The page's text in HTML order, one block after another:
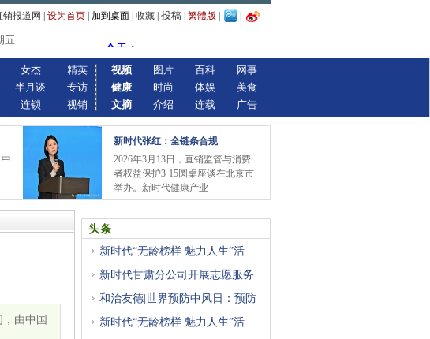
报道网 设为首页 加到桌面 收藏 投稿 繁體版
五
女杰
半月谈
连锁
精英
专访
视销
视频
健康
文摘
图片
时尚
介绍
百科
体娱
连载
网事
美食
广告
新时代张红：全链条合规
2026年3月13日，直销监管与消费
者权益保护3·15圆桌座谈在北京市
举办。新时代健康产业
由中国
头条
新时代“无龄榜样 魅力人生”活
新时代甘肃分公司开展志愿服务
和治友德|世界预防中风日：预防
新时代“无龄榜样 魅力人生”活